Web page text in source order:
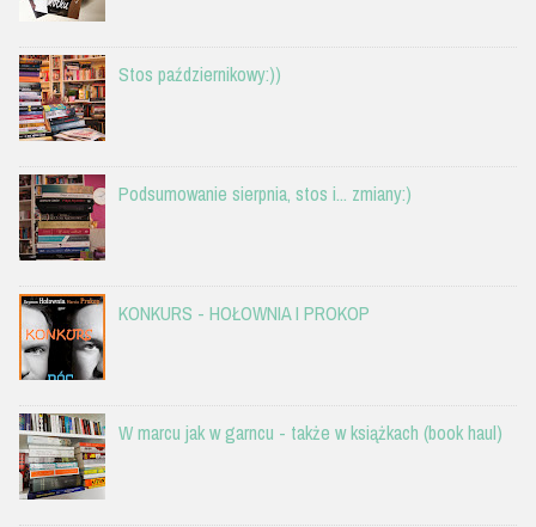
Stos październikowy:))
Podsumowanie sierpnia, stos i... zmiany:)
KONKURS - HOŁOWNIA I PROKOP
W marcu jak w garncu - także w książkach (book haul)